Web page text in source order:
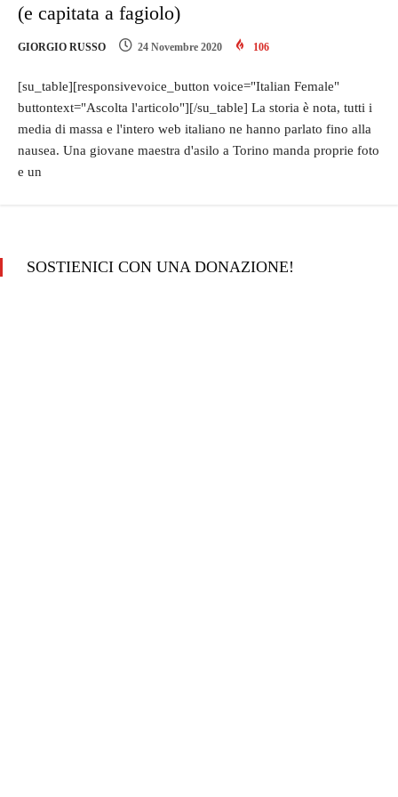
(e capitata a fagiolo)
GIORGIO RUSSO 24 Novembre 2020 106
[su_table][responsivevoice_button voice="Italian Female"
buttontext="Ascolta l'articolo"][/su_table] La storia è nota, tutti i
media di massa e l'intero web italiano ne hanno parlato fino alla
nausea. Una giovane maestra d'asilo a Torino manda proprie foto
e un
SOSTIENICI CON UNA DONAZIONE!